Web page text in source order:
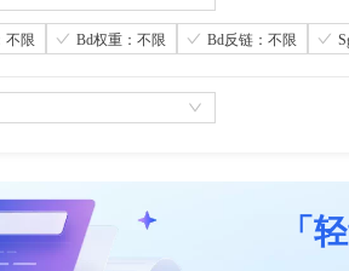
不限 Bd权重：不限 Bd反链：不限
「